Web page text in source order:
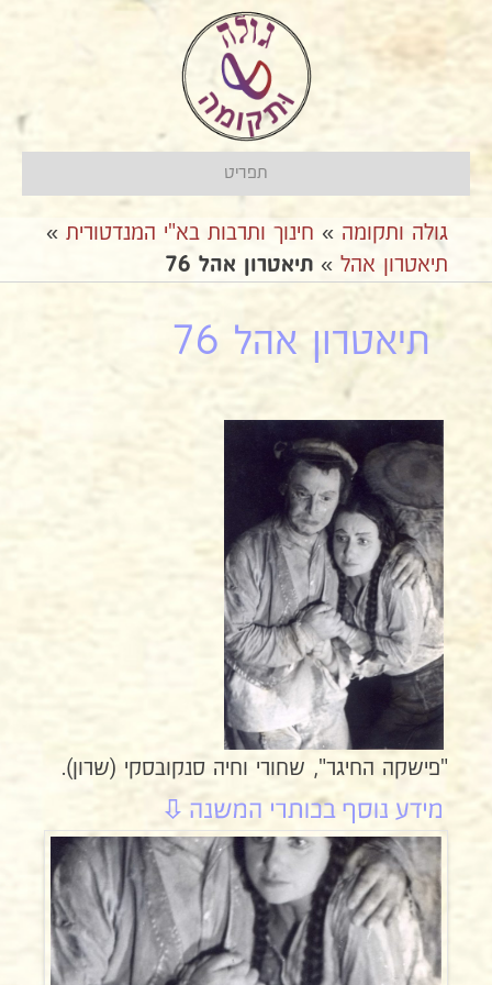
תפריט
גולה ותקומה » חינוך ותרבות בא"י המנדטורית »
תיאטרון אהל » תיאטרון אהל 76
תיאטרון אהל 76
"פישקה החיגר", שחורי וחיה סנקובסקי (שרון).